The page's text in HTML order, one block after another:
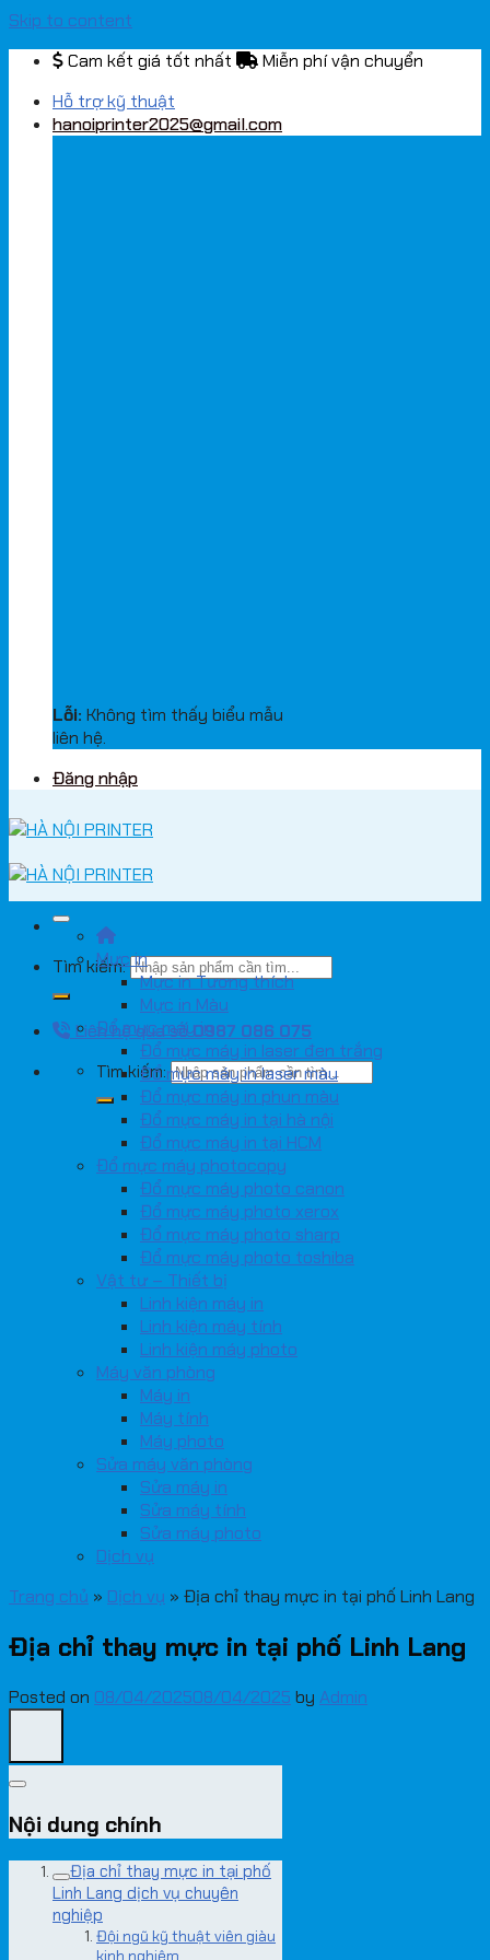
Skip to content
Cam kết giá tốt nhất
Miễn phí vận chuyển
Hỗ trợ kỹ thuật
hanoiprinter2025@gmail.com
Lỗi: Không tìm thấy biểu mẫu
liên hệ.
Đăng nhập
Tìm kiếm:
Liên hệ qua số0987 086 075
Tìm kiếm:
Mực in
Mực in Tương thích
Mực in Màu
Đổ mực máy in
Đổ mực máy in laser đen trắng
Đổ mực máy in laser màu
Đổ mực máy in phun màu
Đổ mực máy in tại hà nội
Đổ mực máy in tại HCM
Đổ mực máy photocopy
Đổ mực máy photo canon
Đổ mực máy photo xerox
Đổ mực máy photo sharp
Đổ mực máy photo toshiba
Vật tư – Thiết bị
Linh kiện máy in
Linh kiện máy tính
Linh kiện máy photo
Máy văn phòng
Máy in
Máy tính
Máy photo
Sửa máy văn phòng
Sửa máy in
Sửa máy tính
Sửa máy photo
Dịch vụ
Trang chủ » Dịch vụ » Địa chỉ thay mực in tại phố Linh Lang
Địa chỉ thay mực in tại phố Linh Lang
Posted on 08/04/202508/04/2025 by Admin
Nội dung chính
Địa chỉ thay mực in tại phố
Linh Lang dịch vụ chuyên
nghiệp
Đội ngũ kỹ thuật viên giàu
kinh nghiệm